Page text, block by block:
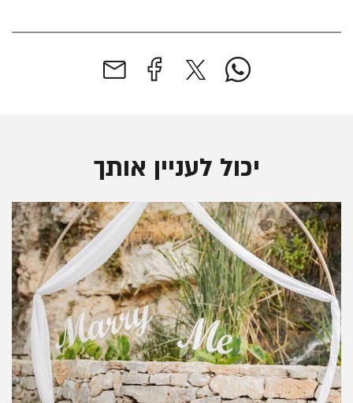
יכול לעניין אותך